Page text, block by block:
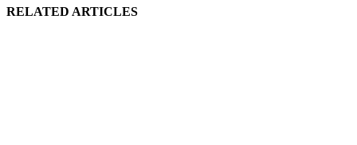
RELATED ARTICLES